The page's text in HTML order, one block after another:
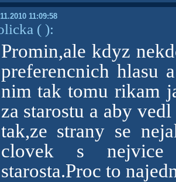
11:09:58
( ):
Promin,ale kdyz
preferencnich
nim tak tomu rikam
za starostu a aby
tak,ze strany se
clovek s nejvice
starosta.Proc to